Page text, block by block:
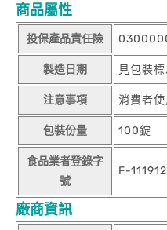
商品屬性
投保產品責任險
製造日期 見包裝
注意事項 消費者
包裝份量 100錠
食品業者登錄字
號
F-
廠商資訊